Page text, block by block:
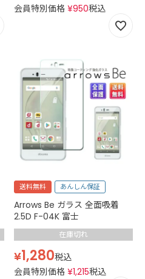
会員特別価格 ¥950税込
送料無料 あんしん保証
Arrows Be ガラス 全面吸着
2.5D F-04K 富士
在庫切れ
¥1,280税込
会員特別価格 ¥1,215税込